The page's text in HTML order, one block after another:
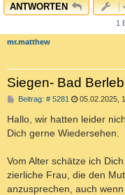
ANTWORTEN
1
mr.matthew
Siegen- Bad
Beitrag: # 5281 B
i
t
r
05.02.2025,
Hallo, wir hatten leider
Dich gerne Wiedersehen.
Vom Alter schätze ich
zierliche Frau, die den
anzusprechen, auch